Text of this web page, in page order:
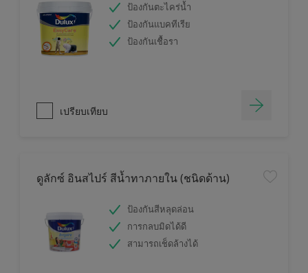
ป้องกันตะไคร่น้ำ
ป้องกันแบคทีเรีย
ป้องกันเชื้อรา
เปรียบเทียบ
ดูลักซ์ อินสไปร์ สีน้ำทาภายใน (ชนิดด้าน)
ป้องกันสีหลุดล่อน
การกลบมิดได้ดี
สามารถเช็ดล้างได้